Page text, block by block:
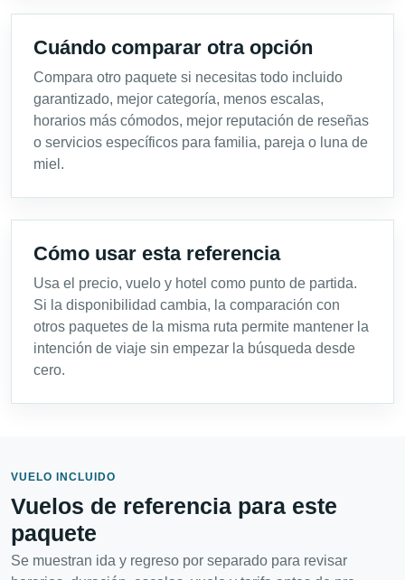
Cuándo comparar otra opción
Compara otro paquete si necesitas todo incluido
garantizado, mejor categoría, menos escalas,
horarios más cómodos, mejor reputación de reseñas
o servicios específicos para familia, pareja o luna de
miel.
Cómo usar esta referencia
Usa el precio, vuelo y hotel como punto de partida.
Si la disponibilidad cambia, la comparación con
otros paquetes de la misma ruta permite mantener la
intención de viaje sin empezar la búsqueda desde
cero.
VUELO INCLUIDO
Vuelos de referencia para este
paquete
Se muestran ida y regreso por separado para revisar